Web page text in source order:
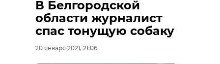
В Белгородской
области журналист
спас тонущую собаку
20 января 2021, 21:06